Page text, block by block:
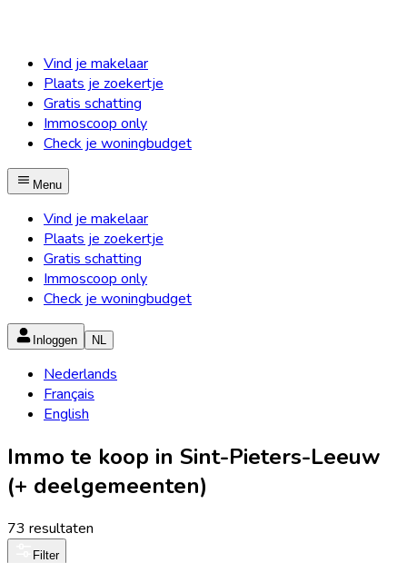
Vind je makelaar
Plaats je zoekertje
Gratis schatting
Immoscoop only
Check je woningbudget
Menu
Vind je makelaar
Plaats je zoekertje
Gratis schatting
Immoscoop only
Check je woningbudget
Inloggen NL
Nederlands
Français
English
Immo te koop in Sint-Pieters-Leeuw
(+ deelgemeenten)
73 resultaten
Filter